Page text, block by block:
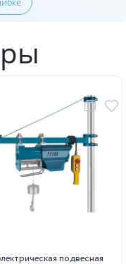
подвесная